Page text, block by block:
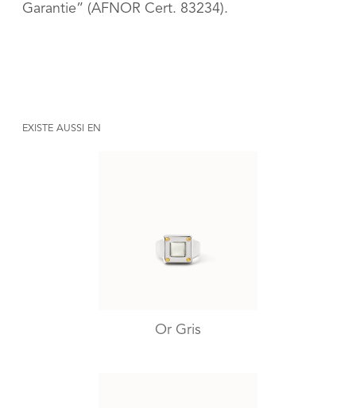
Garantie” (AFNOR Cert. 83234).
EXISTE AUSSI EN
Or Gris